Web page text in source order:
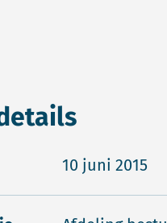
10 juni 2015